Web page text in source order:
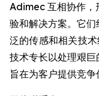
Adimec 互相协作，
验和解决方案。它
泛的传感和相关技
技术专长以处理艰
旨在为客户提供竞争